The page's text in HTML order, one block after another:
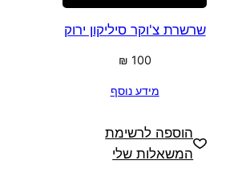
שרשרת צ'וקר סיליקון ירוק
₪ 100
מידע נוסף
הוספה לרשימת
המשאלות שלי